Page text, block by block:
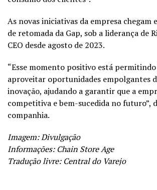
As novas iniciativas da empresa chegam
de retomada da Gap, sob a liderança de
CEO desde agosto de 2023.
“Esse momento positivo está
aproveitar oportunidades empolgantes
inovação, ajudando a garantir que a
competitiva e bem-sucedida no futuro”,
companhia.
Imagem: Divulgação
Informações: Chain Store Age
Tradução livre: Central do Varejo